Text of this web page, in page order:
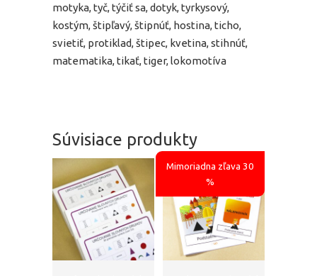
motyka, tyč, týčiť sa, dotyk, tyrkysový,
kostým, štipľavý, štipnúť, hostina, ticho,
svietiť, protiklad, štipec, kvetina, stihnúť,
matematika, tikať, tiger, lokomotíva
Súvisiace produkty
Mimoriadna zľava 30
%